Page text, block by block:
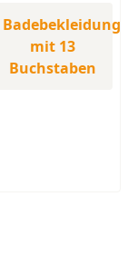
Badebekleidung
mit 13
Buchstaben